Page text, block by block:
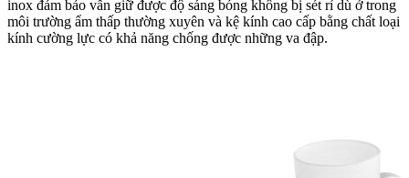
inox đảm bảo vẫn giữ được độ sáng bóng không bị sét rỉ dù ở trong
môi trường ẩm thấp thường xuyên và kệ kính cao cấp bằng chất loại
kính cường lực có khả năng chống được những va đập.